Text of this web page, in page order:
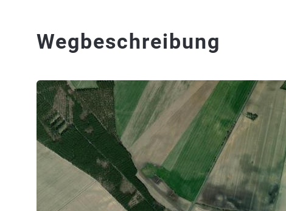
Wegbeschreibung